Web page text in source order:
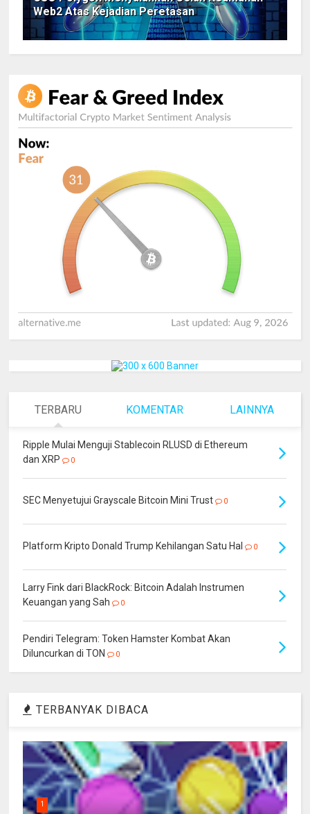
Web2 Atas Kejadian Peretasan
TERBARU KOMENTAR LAINNYA
Ripple Mulai Menguji Stablecoin RLUSD di Ethereum
dan XRP
0
SEC Menyetujui Grayscale Bitcoin Mini Trust 0
Platform Kripto Donald Trump Kehilangan Satu Hal 0
Larry Fink dari BlackRock: Bitcoin Adalah Instrumen
Keuangan yang Sah
0
Pendiri Telegram: Token Hamster Kombat Akan
Diluncurkan di TON
0
TERBANYAK DIBACA
1